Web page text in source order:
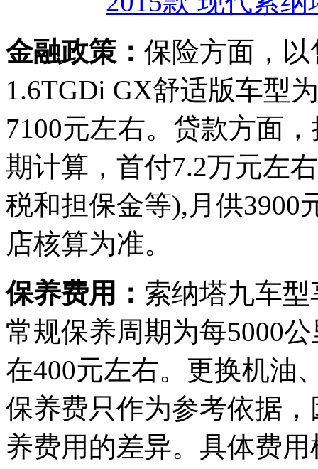
金融政策： 保险方面，以
1.6TGDi GX舒适版车型
7100元左右。贷款方面
期计算，首付7.2万元左
税和担保金等),月供3900
店核算为准。
保养费用： 索纳塔九车
常规保养周期为每5000
在400元左右。更换机油
保养费只作为参考依据
养费用的差异。具体费